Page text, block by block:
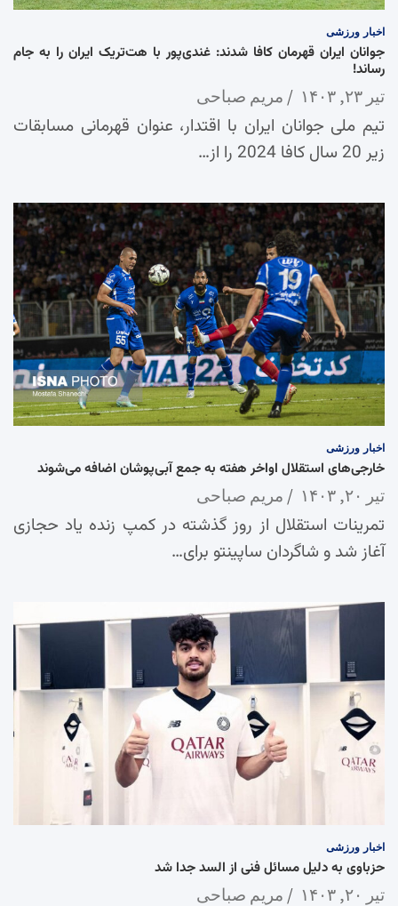
اخبار ورزشی
جوانان ایران قهرمان کافا شدند: غندی‌پور با هت‌تریک ایران را به جام
رساند!
تیر ۲۳, ۱۴۰۳ مریم صباحی
تیم ملی جوانان ایران با اقتدار، عنوان قهرمانی مسابقات
زیر 20 سال کافا 2024 را از…
اخبار ورزشی
خارجی‌های استقلال اواخر هفته به جمع آبی‌پوشان اضافه می‌شوند
تیر ۲۰, ۱۴۰۳ مریم صباحی
تمرینات استقلال از روز گذشته در کمپ زنده یاد حجازی
آغاز شد و شاگردان ساپینتو برای…
اخبار ورزشی
حزباوی به دلیل مسائل فنی از السد جدا شد
تیر ۲۰, ۱۴۰۳ مریم صباحی